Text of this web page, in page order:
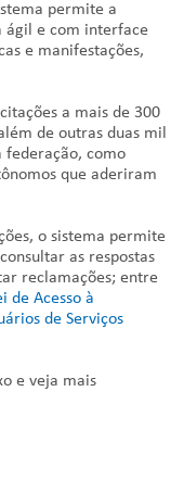
permite a
ágil e com interface
e manifestações,
a mais de 300
de outras duas mil
federação, como
que aderiram
o sistema permite
as respostas
reclamações; entre
de Acesso à
de Serviços
e veja mais